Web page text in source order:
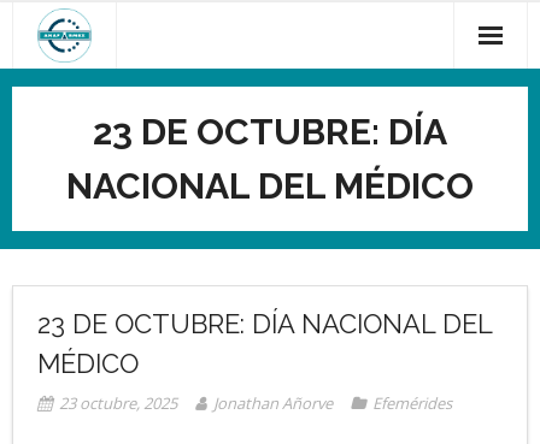
contenido
23 DE OCTUBRE: DÍA
NACIONAL DEL MÉDICO
23 DE OCTUBRE: DÍA NACIONAL DEL
MÉDICO
23 octubre, 2025 Jonathan Añorve Efemérides